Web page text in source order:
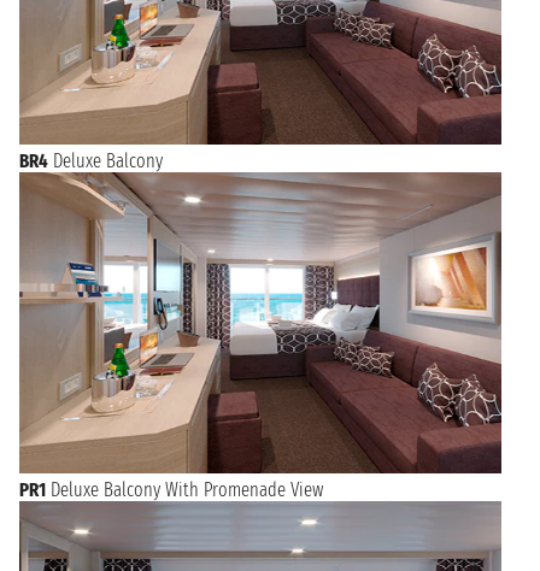
BR4 Deluxe Balcony
PR1 Deluxe Balcony With Promenade View